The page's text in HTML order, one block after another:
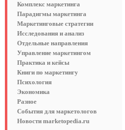
Комплекс маркетинга
Парадигмы маркетинга
Маркетинговые стратегии
Исследования и анализ
Отдельные направления
Управление маркетингом
Практика и кейсы
Книги по маркетингу
Психология
Экономика
Разное
События для маркетологов
Новости marketopedia.ru